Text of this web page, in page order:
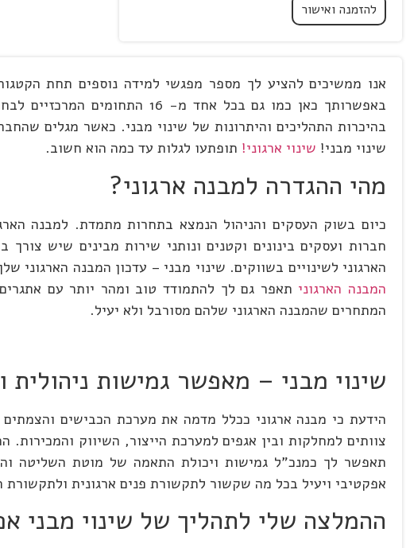
להזמנה ואישור
באפשרותך כאן כמו גם בכל
בהיכרות התהליכים והיתרונות של שינוי מבני. כאשר מגלים
שינוי מבני! שינוי ארגוני! תופתעו לגלות עד כמה הוא חשוב.
מהי ההגדרה למבנה ארגוני?
כיום בשוק העסקים והניהול הנמצא בתחרות מתמדת. למבנה
חברות ועסקים בינונים וקטנים ונותני שירות מבינים שיש
הארגוני לשינויים בשווקים. שינוי מבני – עדכון המבנה
המבנה הארגוני תאפר גם לך להתמודד טוב ומהר יותר עם
המתחרים שהמבנה הארגוני שלהם מסורבל ולא יעיל.
שינוי מבני – מאפשר גמישות ניהולית
הידעת כי מבנה ארגוני ככלל מדמה את מערכת הכבישים והצמתים
צוותים למחלקות ובין אגפים למערכת הייצור, השיווק
תאפשר לך כמנכ"ל גמישות ויכולת התאמה של מוטת השליטה
אפקטיבי ויעיל בכל מה שקשור לתקשורת פנים ארגונית
ההמלצה שלי לתהליך של שינוי מבני